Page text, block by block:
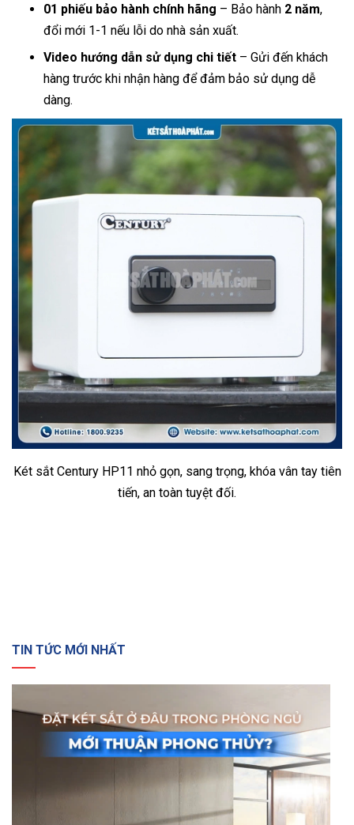
01 phiếu bảo hành chính hãng – Bảo hành 2 năm,
đổi mới 1-1 nếu lỗi do nhà sản xuất.
Video hướng dẫn sử dụng chi tiết – Gửi đến khách
hàng trước khi nhận hàng để đảm bảo sử dụng dễ
dàng.
Két sắt Century HP11 nhỏ gọn, sang trọng, khóa vân tay tiên
tiến, an toàn tuyệt đối.
TIN TỨC MỚI NHẤT